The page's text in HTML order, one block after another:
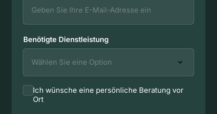
Benötigte Dienstleistung
Auswählen
Ich wünsche eine persönliche Beratung vor
Ort